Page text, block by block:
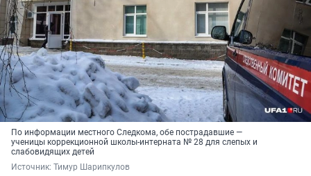
По информации местного Следкома, обе пострадавшие —
ученицы коррекционной школы-интерната № 28 для слепых и
слабовидящих детей
Источник: Тимур Шарипкулов